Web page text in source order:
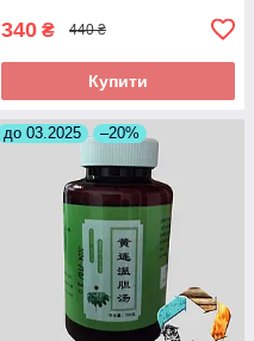
340 ₴ 440 ₴
Купити
до 03.2025 –20%